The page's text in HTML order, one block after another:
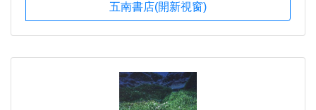
五南書店(開新視窗)